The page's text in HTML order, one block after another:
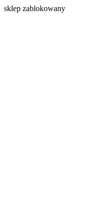
sklep zablokowany